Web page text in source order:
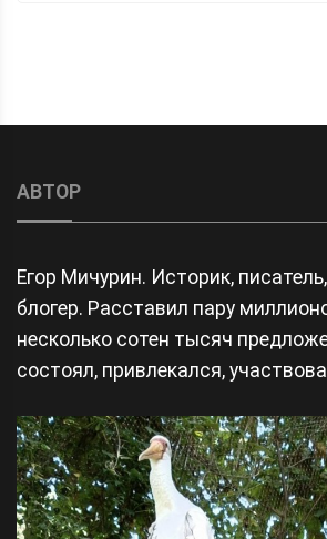
АВТОР
Егор Мичурин. Историк,
блогер. Расставил пару
несколько сотен тысяч
состоял, привлекался,